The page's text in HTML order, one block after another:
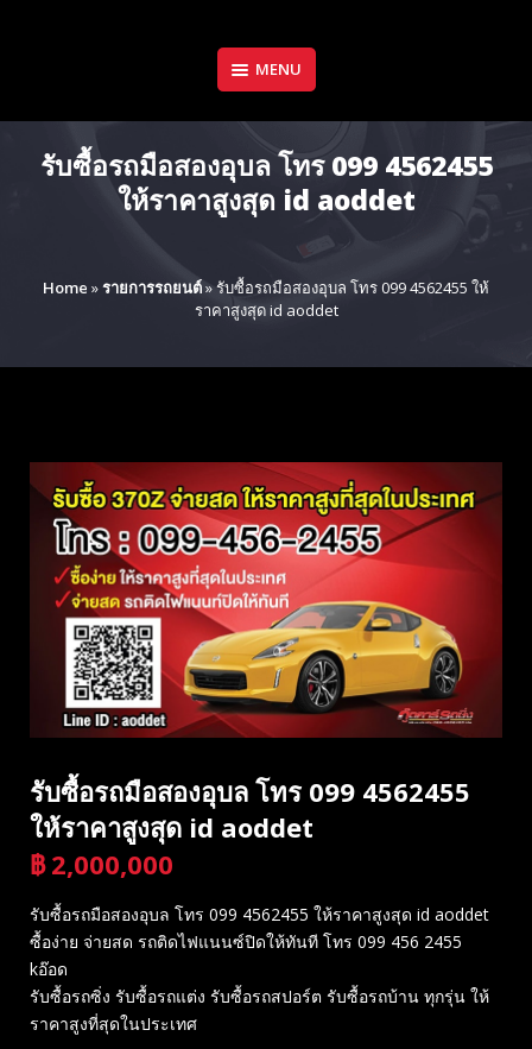
MENU
รับซื้อรถมือสองอุบล โทร 099 4562455
ให้ราคาสูงสุด id aoddet
Home »รายการรถยนต์»รับซื้อรถมือสองอุบล โทร 099 4562455 ให้
ราคาสูงสุด id aoddet
รับซื้อรถมือสองอุบล โทร 099 4562455
ให้ราคาสูงสุด id aoddet
฿ 2,000,000
รับซื้อรถมือสองอุบล โทร 099 4562455 ให้ราคาสูงสุด id aoddet
ซื้อง่าย จ่ายสด รถติดไฟแนนซ์ปิดให้ทันที โทร 099 456 2455
kอ๊อด
รับซื้อรถซิ่ง รับซื้อรถแต่ง รับซื้อรถสปอร์ต รับซื้อรถบ้าน ทุกรุ่น ให้
ราคาสูงที่สุดในประเทศ